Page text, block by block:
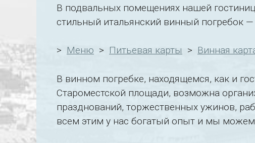
В подвальных помещениях нашей
стильный итальянский винный погребок —
> Mеню > Питьевая карты > Винная
В винном погребке, находящемся, как и
Староместской площади, возможна
празднований, торжественных ужинов,
всем этим у нас богатый опыт и мы можем